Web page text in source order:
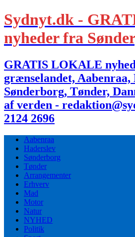
Sydnyt.dk -
nyheder fra
GRATIS LOKALE
grænselandet, Aabenraa,
Sønderborg, Tønder,
af verden -
2124 2696
Aabenraa
Haderslev
Sønderborg
Tønder
Arrangementer
Erhverv
Mad
Motor
Natur
NYHED
Politik